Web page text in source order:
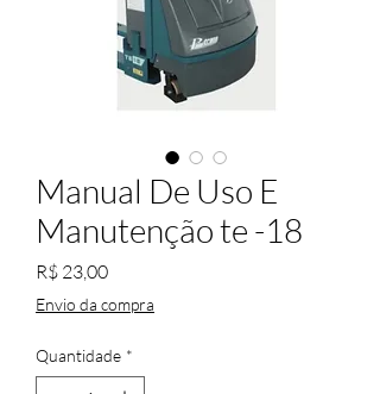
Manual De Uso E
Manutenção te -18
R$ 23,00Preço
Envio da compra
Quantidade *